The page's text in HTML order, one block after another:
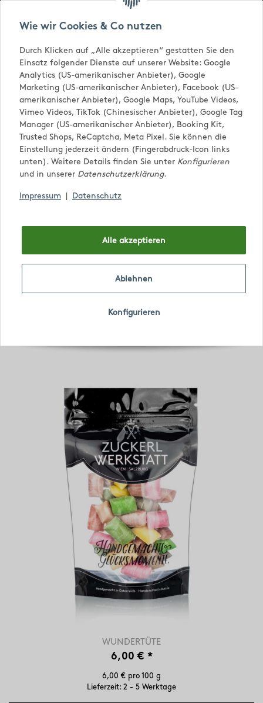
Versandkostenfrei ab € 65,-
0,00 €
Wundertüte
WUNDERTÜTE
6,00 € *
6,00 € pro 100 g
Lieferzeit: 2 - 5 Werktage
Wie wir Cookies & Co nutzen
Durch Klicken auf „Alle akzeptieren“ gestatten Sie den
Einsatz folgender Dienste auf unserer Website: Google
Analytics (US-amerikanischer Anbieter), Google
Marketing (US-amerikanischer Anbieter), Facebook (US-
amerikanischer Anbieter), Google Maps, YouTube Videos,
Vimeo Videos, TikTok (Chinesischer Anbieter), Google Tag
Manager (US-amerikanischer Anbieter), Booking Kit,
Trusted Shops, ReCaptcha, Meta Pixel. Sie können die
Einstellung jederzeit ändern (Fingerabdruck-Icon links
unten). Weitere Details finden Sie unter Konfigurieren
und in unserer Datenschutzerklärung.
Impressum Datenschutz
Alle akzeptieren
Konfigurieren
Ablehnen